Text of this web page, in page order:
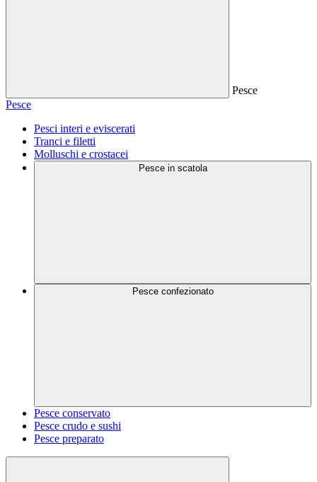
Pesce
Pesce
Pesci interi e eviscerati
Tranci e filetti
Molluschi e crostacei
Pesce in scatola
Pesce confezionato
Pesce conservato
Pesce crudo e sushi
Pesce preparato